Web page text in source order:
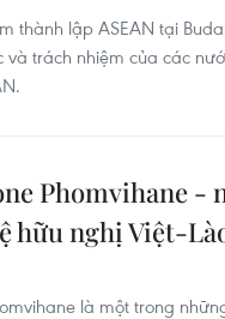
thành lập ASEAN tại
và trách nhiệm của các
Phomvihane -
hữu nghị Việt-
là một trong